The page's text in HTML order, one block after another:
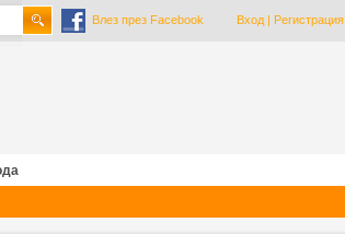
Влез през Facebook Вход| Регистрация